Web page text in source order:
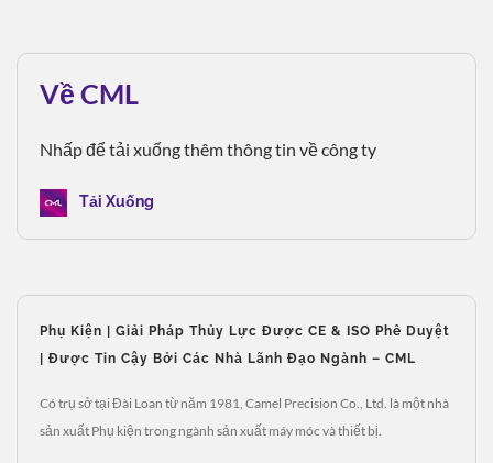
Về CML
Nhấp để tải xuống thêm thông tin về công ty
Tải Xuống
Phụ Kiện | Giải Pháp Thủy Lực Được CE & ISO Phê Duyệt
| Được Tin Cậy Bởi Các Nhà Lãnh Đạo Ngành – CML
Có trụ sở tại Đài Loan từ năm 1981, Camel Precision Co., Ltd. là một nhà
sản xuất Phụ kiện trong ngành sản xuất máy móc và thiết bị.